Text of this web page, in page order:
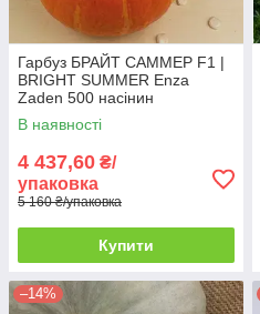
Гарбуз БРАЙТ САММЕР F1 |
BRIGHT SUMMER Enza
Zaden 500 насінин
В наявності
4 437,60 ₴/
упаковка
5 160 ₴/упаковка
Купити
–14%